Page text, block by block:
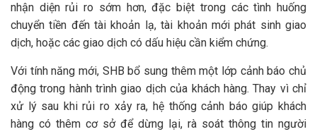
nhận diện rủi ro sớm hơn, đặc biệt trong các tình huống
chuyển tiền đến tài khoản lạ, tài khoản mới phát sinh giao
dịch, hoặc các giao dịch có dấu hiệu cần kiểm chứng.
Với tính năng mới, SHB bổ sung thêm một lớp cảnh báo chủ
động trong hành trình giao dịch của khách hàng. Thay vì chỉ
xử lý sau khi rủi ro xảy ra, hệ thống cảnh báo giúp khách
hàng có thêm cơ sở để dừng lại, rà soát thông tin người